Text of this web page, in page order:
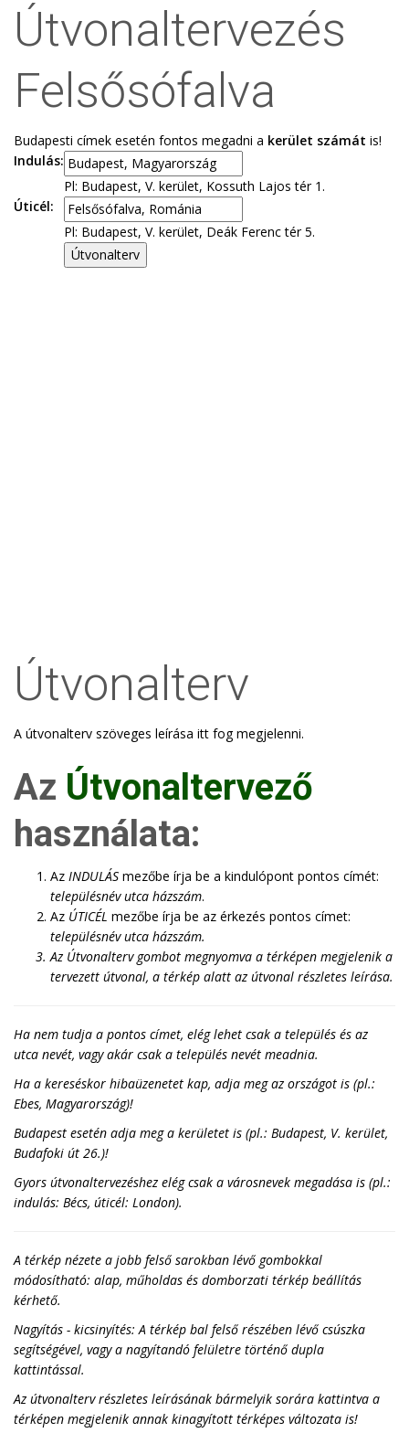
Romana
Útvonaltervezés
Felsősófalva
Budapesti címek esetén fontos megadni a kerület számát is!
Indulás:
Pl: Budapest, V. kerület, Kossuth Lajos tér 1.
Úticél:
Pl: Budapest, V. kerület, Deák Ferenc tér 5.
Útvonalterv
A útvonalterv szöveges leírása itt fog megjelenni.
Az Útvonaltervező
használata:
Az INDULÁS mezőbe írja be a kindulópont pontos címét:
településnév utca házszám.
Az ÚTICÉL mezőbe írja be az érkezés pontos címet:
településnév utca házszám.
Az Útvonaltervgombot megnyomva a térképen megjelenik a
tervezett útvonal, a térkép alatt az útvonal részletes leírása.
Ha nem tudja a pontos címet, elég lehet csak a település és az
utca nevét, vagy akár csak a település nevét meadnia.
Ha a kereséskor hibaüzenetet kap, adja meg az országot is (pl.:
Ebes, Magyarország)!
Budapest esetén adja meg a kerületet is (pl.: Budapest, V. kerület,
Budafoki út 26.)!
Gyors útvonaltervezéshez elég csak a városnevek megadása is (pl.:
indulás: Bécs, úticél: London).
A térkép nézete a jobb felső sarokban lévő gombokkal
módosítható: alap, műholdas és domborzati térkép beállítás
kérhető.
Nagyítás - kicsinyítés: A térkép bal felső részében lévő csúszka
segítségével, vagy a nagyítandó felületre történő dupla
kattintással.
Az útvonalterv részletes leírásának bármelyik sorára kattintva a
térképen megjelenik annak kinagyított térképes változata is!